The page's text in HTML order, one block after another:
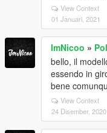
View Context
01 Januari, 2021
ImNicoo »
bello, il
essendo in
bene
View Context
24 Disember, 2020